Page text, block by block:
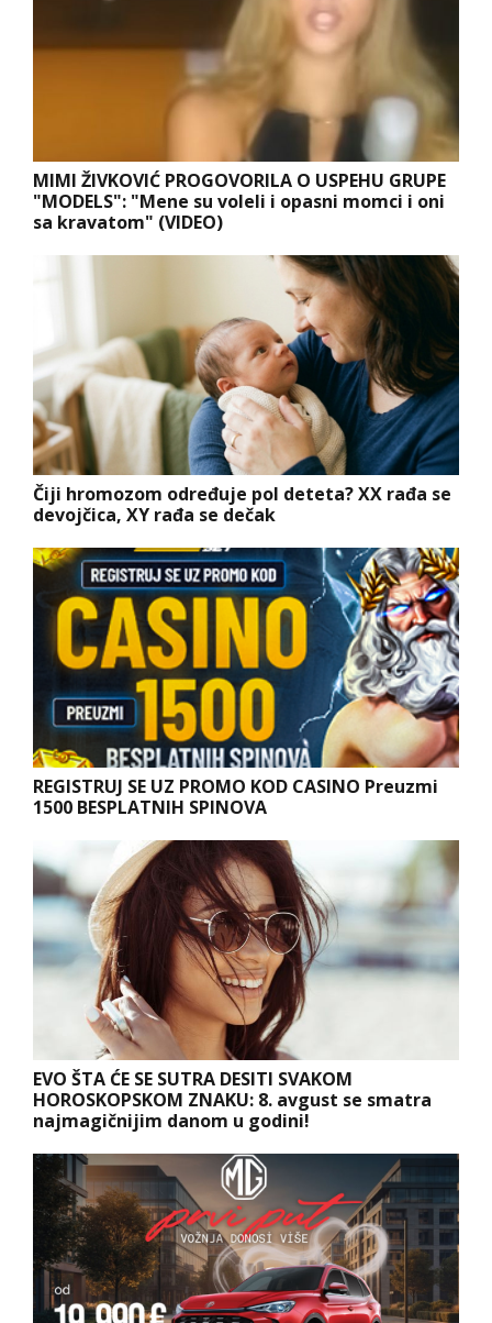
MIMI ŽIVKOVIĆ PROGOVORILA O USPEHU GRUPE
"MODELS": "Mene su voleli i opasni momci i oni
sa kravatom" (VIDEO)
Čiji hromozom određuje pol deteta? XX rađa se
devojčica, XY rađa se dečak
REGISTRUJ SE UZ PROMO KOD CASINO Preuzmi
1500 BESPLATNIH SPINOVA
EVO ŠTA ĆE SE SUTRA DESITI SVAKOM
HOROSKOPSKOM ZNAKU: 8. avgust se smatra
najmagičnijim danom u godini!